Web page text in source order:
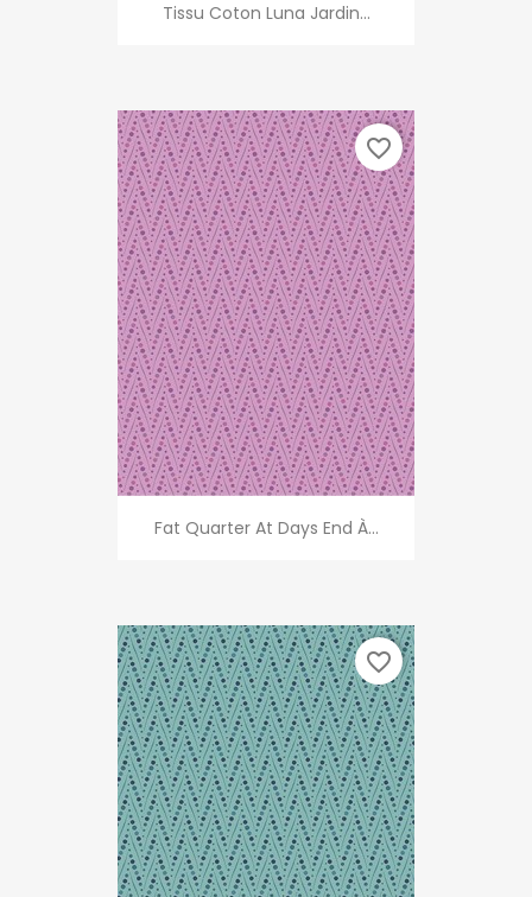
Tissu Coton Luna Jardin...
Fat Quarter At Days End À...
favorite_border
favorite_border